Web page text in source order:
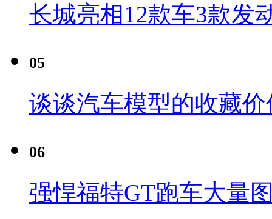
长城亮相12款车3款发
05
谈谈汽车模型的收藏价
06
强悍福特GT跑车大量